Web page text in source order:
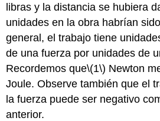
libras y la distancia se hubiera
unidades en la obra habrían
general, el trabajo tiene
de una fuerza por unidades de
Recordemos que\(1\) Newton
Joule. Observe también que el
la fuerza puede ser negativo
anterior.